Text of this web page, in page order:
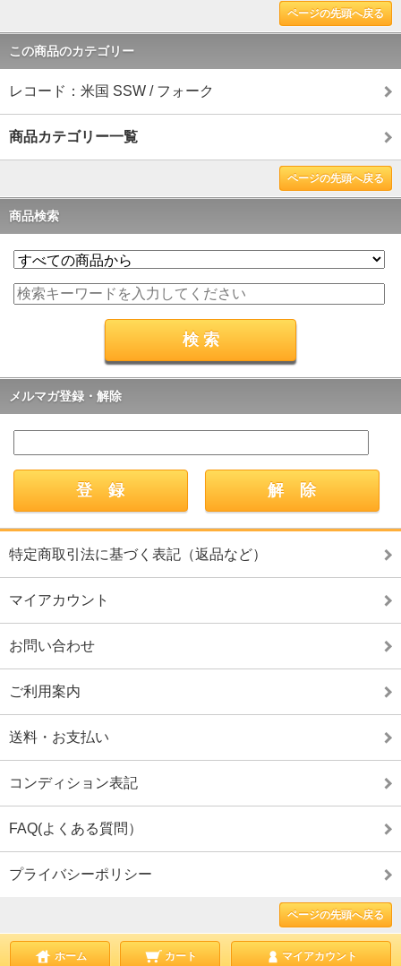
ページの先頭へ戻る
この商品のカテゴリー
レコード：米国 SSW / フォーク
商品カテゴリー一覧
ページの先頭へ戻る
商品検索
メルマガ登録・解除
特定商取引法に基づく表記（返品など）
マイアカウント
お問い合わせ
ご利用案内
送料・お支払い
コンディション表記
FAQ(よくある質問）
プライバシーポリシー
ページの先頭へ戻る
ホーム カート マイアカウント